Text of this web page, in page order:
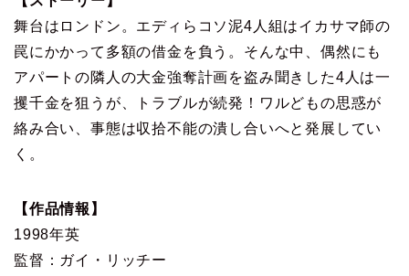
舞台はロンドン。エディらコソ泥4人組はイカサマ師の
罠にかかって多額の借金を負う。そんな中、偶然にも
アパートの隣人の大金強奪計画を盗み聞きした4人は一
攫千金を狙うが、トラブルが続発！ワルどもの思惑が
絡み合い、事態は収拾不能の潰し合いへと発展してい
く。
【作品情報】
1998年英
監督：ガイ・リッチー